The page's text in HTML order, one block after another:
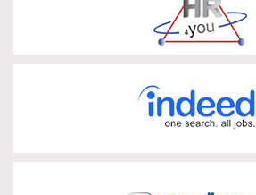
zur Partnerseite
Indeed
zur Partnerseite
Jobbörse